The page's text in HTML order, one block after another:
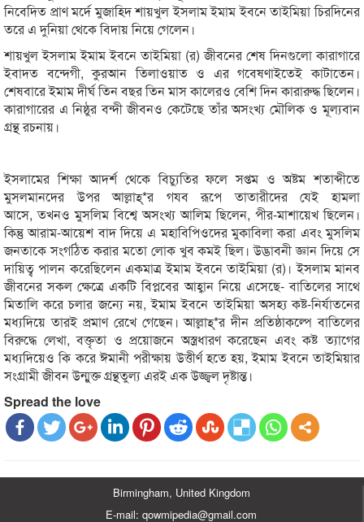
নিবেদিত প্রাণ মর্দে মুজাহিদ শায়খুল ইসলাম ইমাম ইবনে তাইমিয়া চিরদিনের
তরে এ দুনিয়া থেকে বিদায় নিয়ে গেলেন।
শায়খুল ইসলাম ইমাম ইবনে তাইমিয়া (র) জীবনের শেষ দিনগুলো কারাগারে
ইবাদত বন্দেগী, কুরআন তিলাওয়াত ও এর গবেষণাইতেই কাটাতেন।
শেষবারে ইমাম দীর্ঘ তিন বছর তিন মাস কালেরও বেশি দিন কারারুদ্ধ ছিলেন।
কারাগারের এ নিষ্ঠুর বন্দী জীবনও কেটেছে তাঁর অসংখ্য মৌলিক ও মূল্যবান
গ্রন্থ রচনায়।
ইসলামের শিক্ষা আদর্শ থেকে বিচ্যুতির ফলে সপ্তম ও অষ্টম শতাব্দীতে
মুসলমানদের উপর আল্লাহ্*র গযব রূপে তাতারীদের যেই হামলা
আসে, তখনও মুসলিম বিশ্বে অসংখ্য আলিম ছিলেন, পীর-মাশায়েখ ছিলেন।
কিন্তু আরাম-আয়েশ বাদ দিয়ে এ মহাবিপিওদের মুকাবিলা করা এবং মুসলিম
জনতাকে সংগঠিত করার মতো লোক খুব কমই ছিল। উদ্ভাবনী জ্ঞান দিয়ে সে
দায়িত্ব পালন করেছিলেন একমাত্র ইমাম ইবনে তাইমিয়া (র)। ইসলাম মানব
জীবনের সকল ক্ষেত্রে একটি বিপ্লবের আহ্বান নিয়ে এসেছে- বাতিলের সাথে
মিতালি করে চলার জন্যে নয়, ইমাম ইবনে তাইমিয়া অসহ্য কষ্ট-নির্যাতনের
মধ্যদিয়ে তারই প্রমাণ রেখে গেছেন। আল্লাহ্*র দীন প্রতিষ্ঠাকল্পে বাতিলের
বিরুদ্ধে লেখা, বক্তৃতা ও প্রয়োজনে অস্ত্রধারণ করেছেন এবং কষ্ট ত্যাগের
মধ্যদিয়েও কি করে ঈমানী পরীক্ষায় উত্তীর্ণ হতে হয়, ইমাম ইবনে তাইমিয়ার
সংগ্রামী জীবন উন্মুক্ত গ্রন্থতুল্য এরই এক উজ্জ্বল দৃষ্টান্ত।
Spread the love
Birmingham, United Kingdom
E-mail: qowmipedia@gmail.com